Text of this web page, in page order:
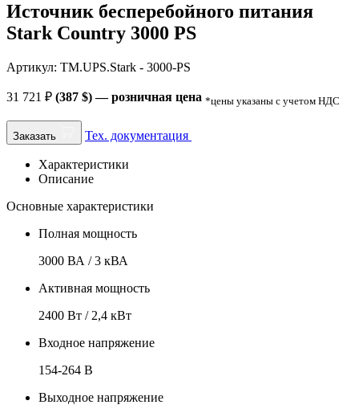
Источник бесперебойного питания
Stark Country 3000 PS
Артикул: TM.UPS.Stark - 3000-PS
31 721 ₽ (387 $) — розничная цена *цены указаны с учетом НДС
Заказать Тех. документация
Характеристики
Описание
Основные характеристики
Полная мощность
3000 ВА / 3 кВА
Активная мощность
2400 Вт / 2,4 кВт
Входное напряжение
154-264 В
Выходное напряжение